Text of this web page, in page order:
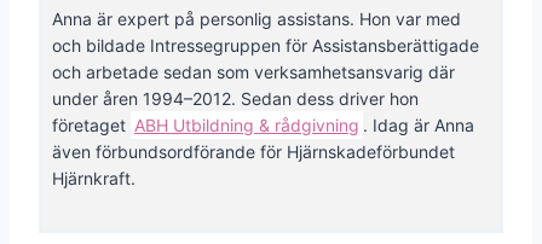
Anna är expert på personlig assistans. Hon var med
och bildade Intressegruppen för Assistansberättigade
och arbetade sedan som verksamhetsansvarig där
under åren 1994–2012. Sedan dess driver hon
företaget ABH Utbildning & rådgivning . Idag är Anna
även förbundsordförande för Hjärnskadeförbundet
Hjärnkraft.